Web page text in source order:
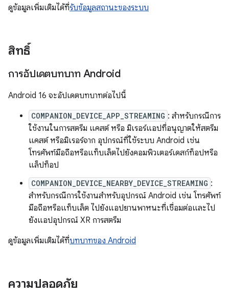
ดูข้อมูลเพิ่มเติมได้ที่รับข้อมูลสถานะของระบบ
สิทธิ์
การอัปเดตบทบาท Android
Android 16 จะอัปเดตบทบาทต่อไปนี้
COMPANION_DEVICE_APP_STREAMING : สำหรับกรณีการ
ใช้งานในการสตรีม แคสต์ หรือ มิเรอร์แอปที่อนุญาตให้สตรีม
แคสต์ หรือมิเรอร์จาก อุปกรณ์ที่ใช้ระบบ Android เช่น
โทรศัพท์มือถือหรือแท็บเล็ตไปยังคอมพิวเตอร์เดสก์ท็อปหรือ
แล็ปท็อป
COMPANION_DEVICE_NEARBY_DEVICE_STREAMING :
สำหรับกรณีการใช้งานสำหรับอุปกรณ์ Android เช่น โทรศัพท์
มือถือหรือแท็บเล็ต ไปยังแอปยานพาหนะที่เชื่อมต่อและไป
ยังแอปอุปกรณ์ XR การสตรีม
ดูข้อมูลเพิ่มเติมได้ที่บทบาทของ Android
ความปลอดภัย